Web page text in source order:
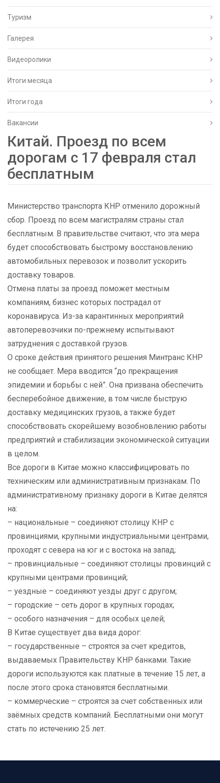
Туризм
Галерея
Видеоролики
Итоги месяца
Итоги года
Вакансии
Китай. Проезд по всем
дорогам с 17 февраля стал
бесплатным
Министерство транспорта КНР отменило дорожный
сбор. Проезд по всем магистралям страны стал
бесплатным. В правительстве считают, что эта мера
будет способствовать быстрому восстановлению
автомобильных перевозок и позволит ускорить
доставку товаров.
Отмена платы за проезд поможет местным
компаниям, бизнес которых пострадал от
коронавируса. Из-за карантинных мероприятий
автоперевозчики по-прежнему испытывают
затруднения с доставкой грузов.
О сроке действия принятого решения Минтранс КНР
не сообщает. Мера вводится “до прекращения
эпидемии и борьбы с ней”. Она призвана обеспечить
бесперебойное движение, в том числе быструю
доставку медицинских грузов, а также будет
способствовать скорейшему возобновлению работы
предприятий и стабилизации экономической ситуации
в целом.
Все дороги в Китае можно классифицировать по
техническим или административным признакам. По
административному признаку дороги в Китае делятся
на:
– национальные – соединяют столицу КНР с
провинциями, крупными индустриальными центрами,
проходят с севера на юг и с востока на запад;
– провинциальные – соединяют столицы провинций с
крупными центрами провинций;
– уездные – соединяют уезды друг с другом;
– городские – сеть дорог в крупных городах;
– особого назначения – для особых целей;
В Китае существует два вида дорог:
– государственные – строятся за счет кредитов,
выдаваемых Правительству КНР банками. Такие
дороги используются как платные в течение 15 лет, а
после этого срока становятся бесплатными.
– коммерческие – строятся за счет собственных или
заёмных средств компаний. Бесплатными они могут
стать по истечению 25 лет.